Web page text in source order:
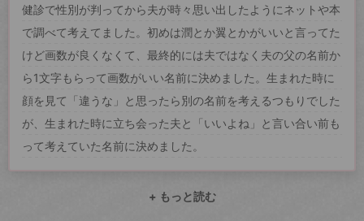
健診で性別が判ってから夫が時々思い出したようにネットや本
で調べて考えてました。初めは潤とか翼とかがいいと言ってた
けど画数が良くなくて、最終的には夫ではなく夫の父の名前か
ら1文字もらって画数がいい名前に決めました。生まれた時に
顔を見て「違うな」と思ったら別の名前を考えるつもりでした
が、生まれた時に立ち会った夫と「いいよね」と言い合い前も
って考えていた名前に決めました。
+ もっと読む